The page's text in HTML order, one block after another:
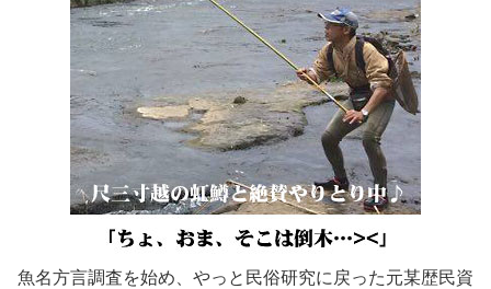
魚名方言調査を始め、やっと民俗研究に戻った元某歴民資